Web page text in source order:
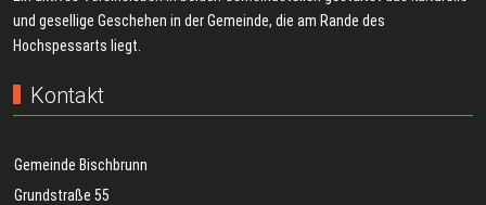
und gesellige Geschehen in der Gemeinde, die am Rande des
Hochspessarts liegt.
Kontakt
Gemeinde Bischbrunn
Grundstraße 55